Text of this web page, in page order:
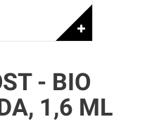
- BIO
1,6 ML